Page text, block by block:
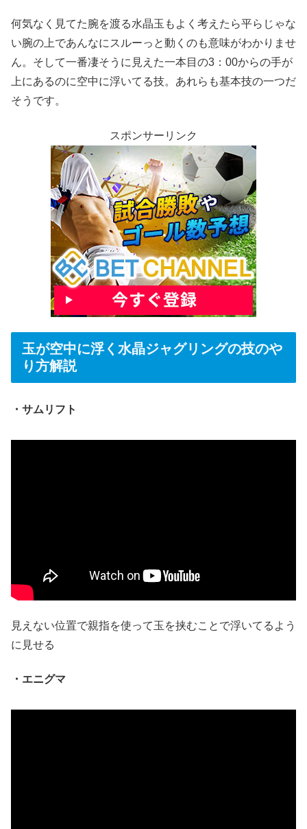
何気なく見てた腕を渡る水晶玉もよく考えたら平らじゃな
い腕の上であんなにスルーっと動くのも意味がわかりませ
ん。そして一番凄そうに見えた一本目の3：00からの手が
上にあるのに空中に浮いてる技。あれらも基本技の一つだ
そうです。
スポンサーリンク
玉が空中に浮く水晶ジャグリングの技のや
り方解説
・サムリフト
見えない位置で親指を使って玉を挟むことで浮いてるよう
に見せる
・エニグマ